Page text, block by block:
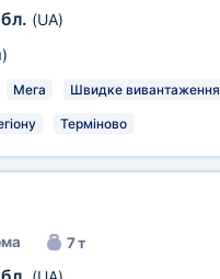
(UA)
)
Мега Швидке вивантаження
Терміново
7 т